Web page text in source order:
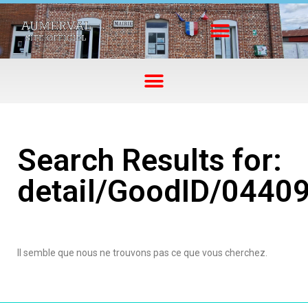
Search Results for:
detail/GoodID/
Il semble que nous ne trouvons pas ce que vous cherchez.